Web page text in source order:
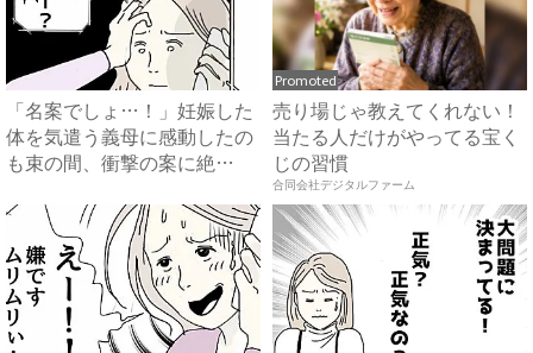
「名案でしょ…！」妊娠した
体を気遣う義母に感動したの
も束の間、衝撃の案に絶
Promoted
売り場じゃ教えてくれない！
当たる人だけがやってる宝く
じの習慣
合同会社デジタルファーム